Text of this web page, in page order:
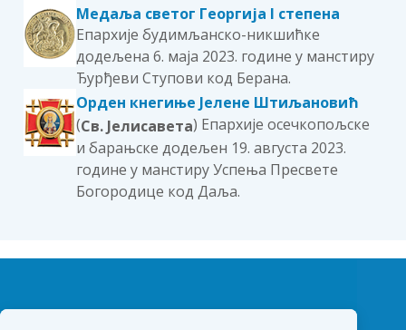
Медаља светог Георгија I степена
Епархије будимљанско-никшићке
додељена 6. маја 2023. године у манстиру
Ђурђеви Ступови код Берана.
Орден кнегиње Јелене Штиљановић
(Св. Јелисавета) Епархије осечкопољске
и барањске додељен 19. августа 2023.
године у манстиру Успења Пресвете
Богородице код Даља.